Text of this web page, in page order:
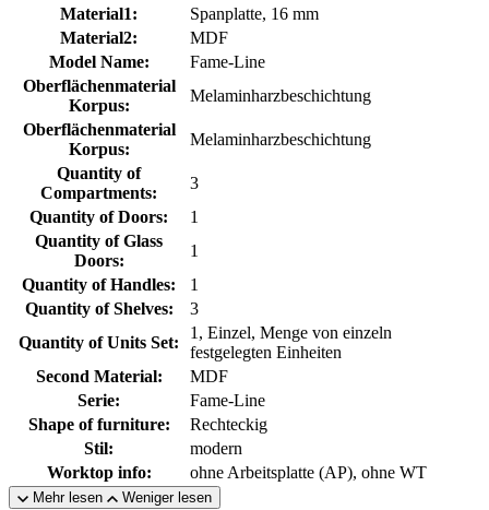
Material1:
Spanplatte, 16 mm
Material2:
MDF
Model Name:
Fame-Line
Oberflächenmaterial
Korpus:
Melaminharzbeschichtung
Oberflächenmaterial
Korpus:
Melaminharzbeschichtung
Quantity of
Compartments:
3
Quantity of Doors:
1
Quantity of Glass
Doors:
1
Quantity of Handles:
1
Quantity of Shelves:
3
Quantity of Units Set:
1, Einzel, Menge von einzeln
festgelegten Einheiten
Second Material:
MDF
Serie:
Fame-Line
Shape of furniture:
Rechteckig
Stil:
modern
Worktop info:
ohne Arbeitsplatte (AP), ohne WT
Mehr lesen Weniger lesen